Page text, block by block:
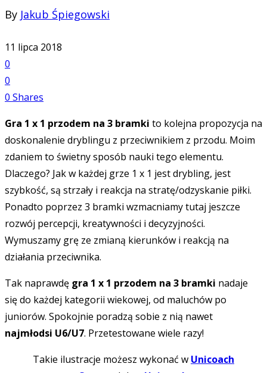
By Jakub Śpiegowski
11 lipca 2018
0
0
0 Shares
Gra 1 x 1 przodem na 3 bramki to kolejna propozycja na
doskonalenie dryblingu z przeciwnikiem z przodu. Moim
zdaniem to świetny sposób nauki tego elementu.
Dlaczego? Jak w każdej grze 1 x 1 jest drybling, jest
szybkość, są strzały i reakcja na stratę/odzyskanie piłki.
Ponadto poprzez 3 bramki wzmacniamy tutaj jeszcze
rozwój percepcji, kreatywności i decyzyjności.
Wymuszamy grę ze zmianą kierunków i reakcją na
działania przeciwnika.
Tak naprawdę gra 1 x 1 przodem na 3 bramki nadaje
się do każdej kategorii wiekowej, od maluchów po
juniorów. Spokojnie poradzą sobie z nią nawet
najmłodsi U6/U7. Przetestowane wiele razy!
Takie ilustracje możesz wykonać w Unicoach